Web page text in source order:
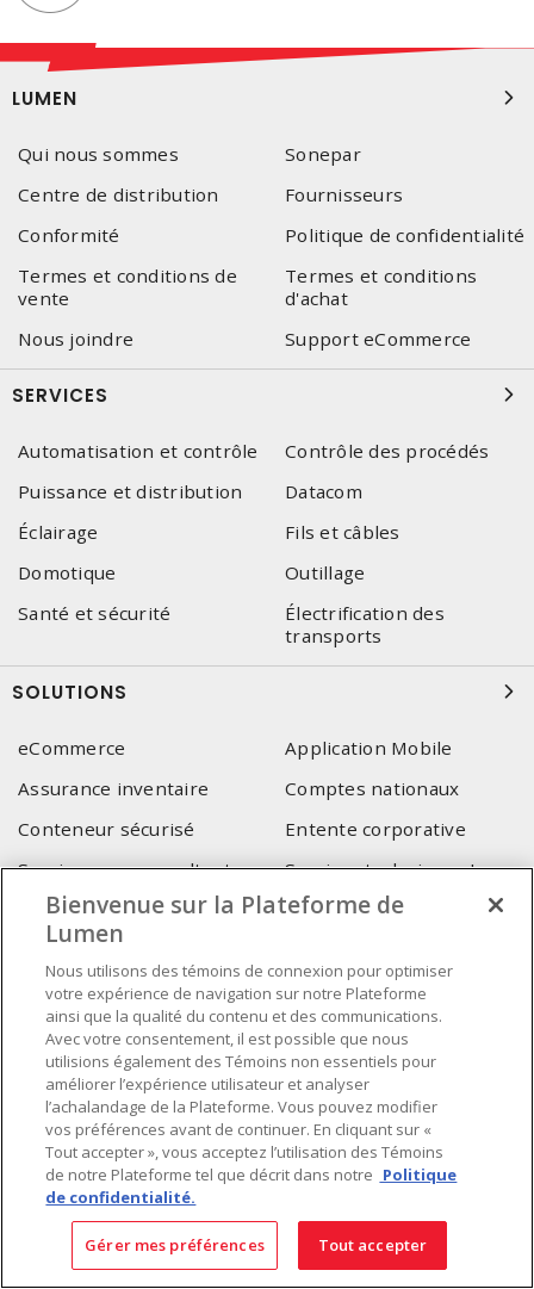
LUMEN
Qui nous sommes
Sonepar
Centre de distribution
Fournisseurs
Conformité
Politique de confidentialité
Termes et conditions de
vente
Termes et conditions
d'achat
Nous joindre
Support eCommerce
SERVICES
Automatisation et contrôle
Contrôle des procédés
Puissance et distribution
Datacom
Éclairage
Fils et câbles
Domotique
Outillage
Santé et sécurité
Électrification des
transports
SOLUTIONS
eCommerce
Application Mobile
Assurance inventaire
Comptes nationaux
Conteneur sécurisé
Entente corporative
Service pour consultant-
intégrateur
Services techniques Lumen
4655, Autoroute 440 Ouest
Laval, QC, H7P 5P9
:450 688-9249
Sans frais: 1 800 599-9249
Téléc.:450 686-1444
Service d'urgence:1 800 363-0303 (Après les heures de
bureau - 17h00 et 7h00, Frais applicables)
Bienvenue sur la Plateforme de
Lumen
Nous utilisons des témoins de connexion pour optimiser
votre expérience de navigation sur notre Plateforme
ainsi que la qualité du contenu et des communications.
Avec votre consentement, il est possible que nous
utilisions également des Témoins non essentiels pour
améliorer l’expérience utilisateur et analyser
l’achalandage de la Plateforme. Vous pouvez modifier
vos préférences avant de continuer. En cliquant sur «
Tout accepter », vous acceptez l’utilisation des Témoins
de notre Plateforme tel que décrit dans notre Politique
de confidentialité.
Gérer mes préférences Tout accepter